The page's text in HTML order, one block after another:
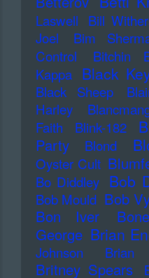
Laswell
Bill
Joel
Bim
Control
Bitchin
Kappa Black
Black Sheep
Harley
Faith
Blink-182
Party
Blond
Oyster Cult
Bo Diddley Bob
Bob Mould Bob
Bon Iver
George Brian
Johnson
Brian
Britney Spears